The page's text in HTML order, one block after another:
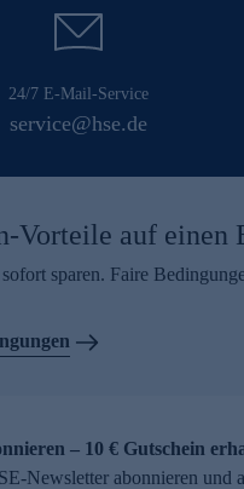
24/7 E-Mail-Service
service@hse.de
Vorteile auf einen
sparen. Faire
– 10 € Gutschein
Newsletter abonnieren und